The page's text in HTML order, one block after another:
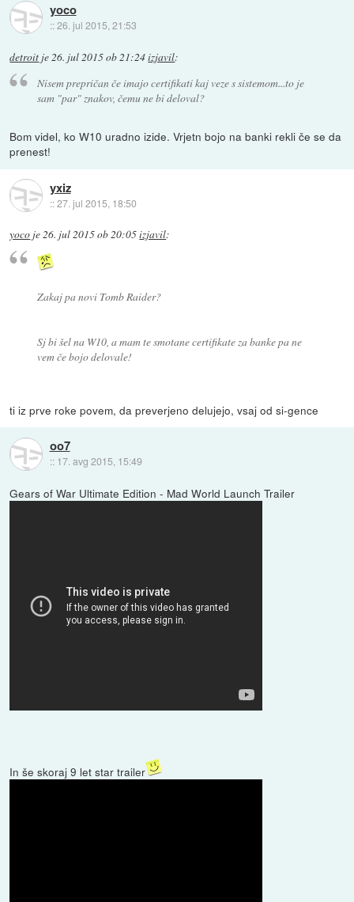
yoco
::26. jul 2015, 21:53
detroit je26. jul 2015 ob 21:24izjavil:
Nisem prepričan če imajo certifikati kaj veze s sistemom...to je
sam "par" znakov, čemu ne bi deloval?
Bom videl, ko W10 uradno izide. Vrjetn bojo na banki rekli če se da
prenest!
yxiz
::27. jul 2015, 18:50
yoco je26. jul 2015 ob 20:05izjavil:
Zakaj pa novi Tomb Raider?
Sj bi šel na W10, a mam te smotane certifikate za banke pa ne
vem če bojo delovale!
ti iz prve roke povem, da preverjeno delujejo, vsaj od si-gence
oo7
:: 17. avg 2015, 15:49
Gears of War Ultimate Edition - Mad World Launch Trailer
In še skoraj 9 let star trailer